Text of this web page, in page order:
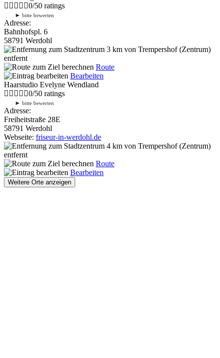
0/50 ratings
► bitte bewerten
Adresse:
Bahnhofspl. 6
58791 Werdohl
3 km von Trempershof (Zentrum)
entfernt
Route
Bearbeiten
Haarstudio Evelyne Wendland
0/50 ratings
► bitte bewerten
Adresse:
Freiheitstraße 28E
58791 Werdohl
Webseite: friseur-in-werdohl.de
4 km von Trempershof (Zentrum)
entfernt
Route
Bearbeiten
Weitere Orte anzeigen